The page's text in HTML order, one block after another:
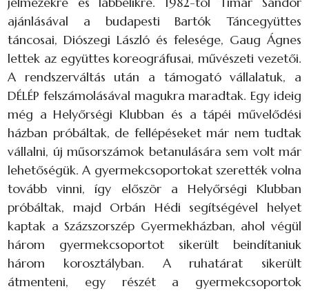
ajánlásával a budapesti Bartók Táncegyüttes
táncosai, Diószegi László és felesége, Gaug Ágnes
lettek az együttes koreográfusai, művészeti vezetői.
A rendszerváltás után a támogató vállalatuk, a
DÉLÉP felszámolásával magukra maradtak. Egy ideig
még a Helyőrségi Klubban és a tápéi művelődési
házban próbáltak, de fellépéseket már nem tudtak
vállalni, új műsorszámok betanulására sem volt már
lehetőségük. A gyermekcsoportokat szerették volna
tovább vinni, így először a Helyőrségi Klubban
próbáltak, majd Orbán Hédi segítségével helyet
kaptak a Százszorszép Gyermekházban, ahol végül
három gyermekcsoportot sikerült beindítaniuk
három korosztályban. A ruhatárat sikerült
átmenteni, egy részét a gyermekcsoportok